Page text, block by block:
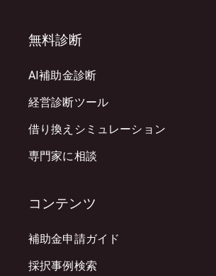
無料診断
AI補助金診断
経営診断ツール
借り換えシミュレーション
専門家に相談
コンテンツ
補助金申請ガイド
採択事例検索